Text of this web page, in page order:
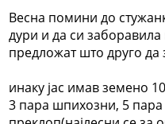
Весна помини до
дури и да си
предложат што друго
инаку јас имав земено
3 пара шпихозни, 5